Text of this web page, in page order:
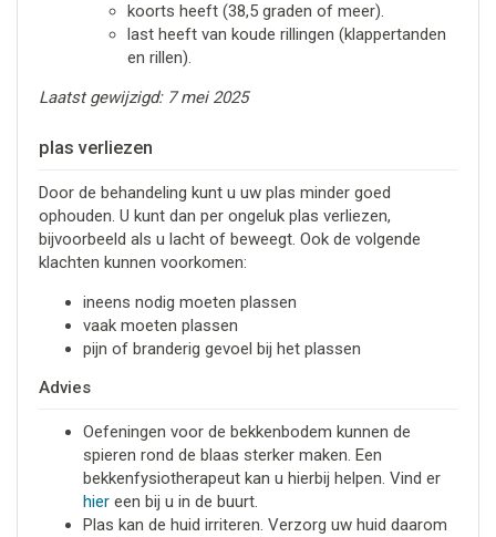
koorts heeft (38,5 graden of meer).
last heeft van koude rillingen (klappertanden
en rillen).
Laatst gewijzigd: 7 mei 2025
plas verliezen
Door de behandeling kunt u uw plas minder goed
ophouden. U kunt dan per ongeluk plas verliezen,
bijvoorbeeld als u lacht of beweegt. Ook de volgende
klachten kunnen voorkomen:
ineens nodig moeten plassen
vaak moeten plassen
pijn of branderig gevoel bij het plassen
Advies
Oefeningen voor de bekkenbodem kunnen de
spieren rond de blaas sterker maken. Een
bekkenfysiotherapeut kan u hierbij helpen. Vind er
hiereen bij u in de buurt.
Plas kan de huid irriteren. Verzorg uw huid daarom